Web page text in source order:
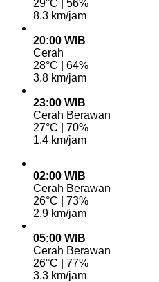
29°C | 56%
8.3 km/jam
20:00 WIB
Cerah
28°C | 64%
3.8 km/jam
23:00 WIB
Cerah Berawan
27°C | 70%
1.4 km/jam
02:00 WIB
Cerah Berawan
26°C | 73%
2.9 km/jam
05:00 WIB
Cerah Berawan
26°C | 77%
3.3 km/jam